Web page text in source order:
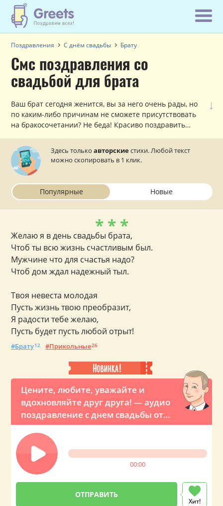
Поздравления С днём свадьбы Брату
Смс поздравления со
свадьбой для брата
↓
Ваш брат сегодня женится, вы за него очень рады, но
по каким-либо причинам не сможете присутствовать
на бракосочетании? Не беда! Красиво поздравить
Здесь толькоавторские стихи. Любой текст
можно скопировать в 1 клик.
Популярные Новые
Цените, любите, уважайте и
вдохновляйте друг друга! — аудио
поздравление с днем свадьбы от
Путина
00:00
Хит!
* * *
Желаю я в день свадьбы брата,
Чтоб ты всю жизнь счастливым был.
Мужчине что для счастья надо?
Чтоб дом ждал надежный тыл.
Твоя невеста молодая
Пусть жизнь твою преобразит,
Я радости тебе желаю,
Пусть будет пусть любой отрыт!
Брату12 Прикольные26